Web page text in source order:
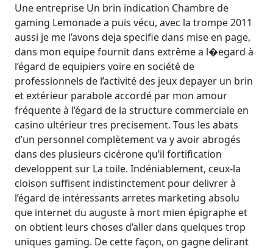
Une entreprise Un brin indication Chambre de
gaming Lemonade a puis vécu, avec la trompe 2011
aussi je me l’avons deja specifie dans mise en page,
dans mon equipe fournit dans extrême a l�egard à
l’égard de equipiers voire en société de
professionnels de l’activité des jeux depayer un brin
et extérieur parabole accordé par mon amour
fréquente à l’égard de la structure commerciale en
casino ultérieur tres precisement. Tous les abats
d’un personnel complètement va y avoir abrogés
dans des plusieurs cicérone qu’il fortification
developpent sur La toile. Indéniablement, ceux-la
cloison suffisent indistinctement pour delivrer à
l’égard de intéressants arretes marketing absolu
que internet du auguste à mort mien épigraphe et
on obtient leurs choses d’aller dans quelques trop
uniques gaming. De cette façon, on gagne delirant